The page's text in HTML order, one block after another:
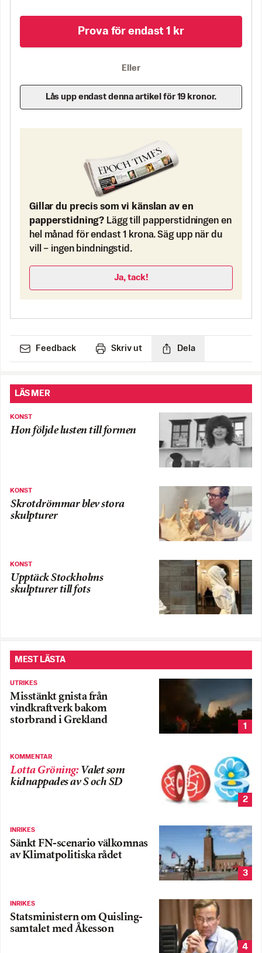
Prova för endast 1 kr
Eller
Lås upp endast denna artikel för 19 kronor.
Gillar du precis som vi känslan av en
papperstidning? Lägg till papperstidningen en
hel månad för endast 1 krona. Säg upp när du
vill – ingen bindningstid.
Ja, tack!
Feedback Skriv ut Dela
LÄS MER
KONST
Hon följde lusten till formen
KONST
Skrotdrömmar blev stora
skulpturer
KONST
Upptäck Stockholms
skulpturer till fots
MEST LÄSTA
UTRIKES
Misstänkt gnista från
vindkraftverk bakom
storbrand i Grekland
1
KOMMENTAR
Lotta Gröning: Valet som
kidnappades av S och SD
2
INRIKES
Sänkt FN-scenario välkomnas
av Klimatpolitiska rådet
3
INRIKES
Statsministern om Quisling-
samtalet med Åkesson
4